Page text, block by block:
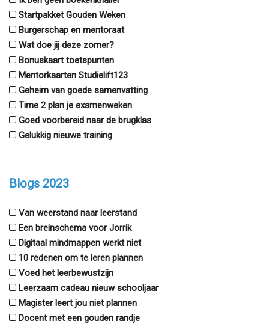
Startpakket Gouden Weken
Burgerschap en mentoraat
Wat doe jij deze zomer?
Bonuskaart toetspunten
Mentorkaarten Studielift123
Geheim van goede samenvatting
Time 2 plan je examenweken
Goed voorbereid naar de brugklas
Gelukkig nieuwe training
Blogs 2023
Van weerstand naar leerstand
Een breinschema voor Jorrik
Digitaal mindmappen werkt niet
10 redenen om te leren plannen
Voed het leerbewustzijn
Leerzaam cadeau nieuw schooljaar
Magister leert jou niet plannen
Docent met een gouden randje